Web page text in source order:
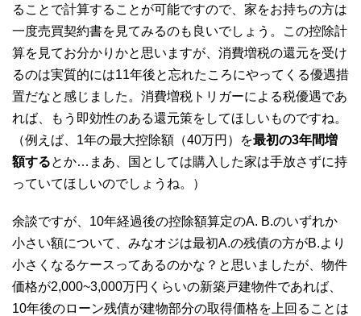
ることで計算することが可能ですので、家をお持ちの方は
一度売買契約書を見てみるのも良いでしょう。この控除計
算を見てお分かりかと思いますが、消費増税の還元を受け
るのは実質的には11年後と忘れたころにやってくる優遇措
置だなと感じました。消費増税トリガーによる税優遇であ
れば、もう即効性のある還元策をしてほしいものですね。
（例えば、1年の最大控除額（40万円）を最初の3年間増
額するとか…まあ、国としては購入した家は手放さずに持
っていてほしいのでしょうね。）
余談ですが、10年経過後の控除額算定のA. B.のいずれか
小さい額について、みなオジは最初A.の残債の方がB.より
小さくなるケースってあるのかな？と思いましたが、物件
価格が2,000~3,000万円くらいの新築戸建物件であれば、
10年後のローン残債が建物部分の取得価格を上回ることは